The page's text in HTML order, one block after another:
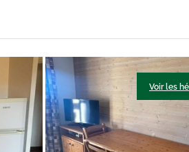
Voir les